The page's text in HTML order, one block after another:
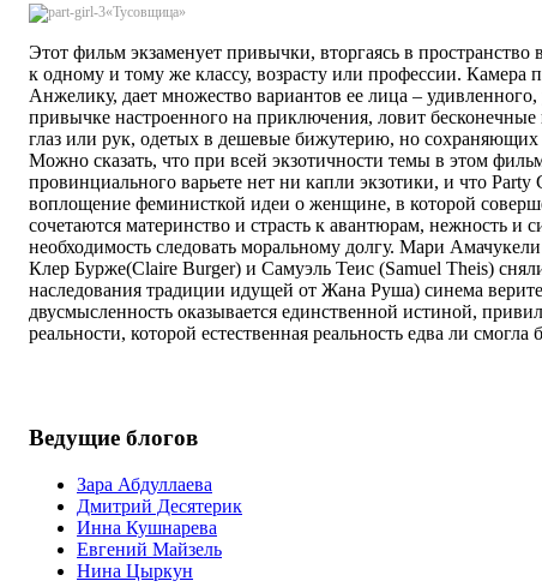
«Тусовщица»
Этот фильм экзаменует привычки, вторгаясь в пространство
к одному и тому же классу, возрасту или профессии. Камера
Анжелику, дает множество вариантов ее лица –
привычке настроенного на приключения, ловит
глаз или рук, одетых в дешевые бижутерию, но сохраняющих
Можно сказать, что при всей экзотичности темы в этом
провинциального варьете нет ни капли экзотики, и что Party
воплощение феминисткой идеи о женщине, в которой
сочетаются материнство и страсть к авантюрам, нежность и
необходимость следовать моральному долгу. Мари
Клер Бурже(Claire Burger) и Самуэль Теис (Samuel Theis)
наследования традиции идущей от Жана Руша) синема
двусмысленность оказывается единственной истиной,
реальности, которой естественная реальность едва ли смогла
Ведущие блогов
Зара Абдуллаева
Дмитрий Десятерик
Инна Кушнарева
Евгений Майзель
Нина Цыркун